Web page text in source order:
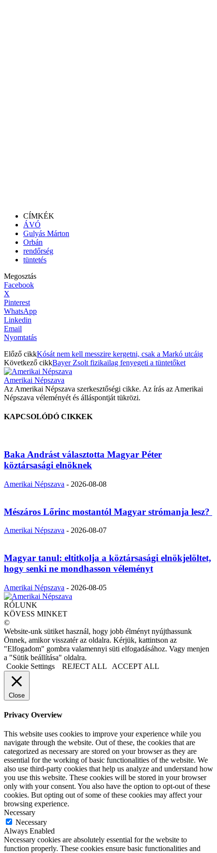
CÍMKÉK
ÁVÓ
Gulyás Márton
Orbán
rendőrség
tüntetés
Megosztás
Facebook
X
Pinterest
WhatsApp
Linkedin
Email
Nyomtatás
Előző cikkKósát nem kell messzire kergetni, csak a Markó utcáig
Következő cikkBayer Zsolt fizikailag fenyegeti a tüntetőket
Amerikai Népszava
Az Amerikai Népszava szerkesztőségi cikke. Az írás az Amerikai
Népszava véleményét és álláspontját tükrözi.
KAPCSOLÓDÓ CIKKEK
Baka Andrást választotta Magyar Péter
köztársasági elnöknek
Amerikai Népszava - 2026-08-08
Mészáros Lőrinc mostantól Magyar strómanja lesz?
Amerikai Népszava - 2026-08-07
Magyar tanul: eltitkolja a köztársasági elnökjelöltet,
hogy senki ne mondhasson véleményt
Amerikai Népszava - 2026-08-05
RÓLUNK
KÖVESS MINKET
©
Website-unk sütiket használ, hogy jobb élményt nyújthassunk
Önnek, amikor visszatér az oldalra. Kérjük, kattintson az
"Elfogadom" gombra valamennyi süti elfogadásához. Vagy menjen
a "Sütik beállítása" oldalra.
Cookie Settings
REJECT ALL ACCEPT ALL
Close
Privacy Overview
This website uses cookies to improve your experience while you
navigate through the website. Out of these, the cookies that are
categorized as necessary are stored on your browser as they are
essential for the working of basic functionalities of the website. We
also use third-party cookies that help us analyze and understand how
you use this website. These cookies will be stored in your browser
only with your consent. You also have the option to opt-out of these
cookies. But opting out of some of these cookies may affect your
browsing experience.
Necessary
Necessary
Always Enabled
Necessary cookies are absolutely essential for the website to
function properly. These cookies ensure basic functionalities and